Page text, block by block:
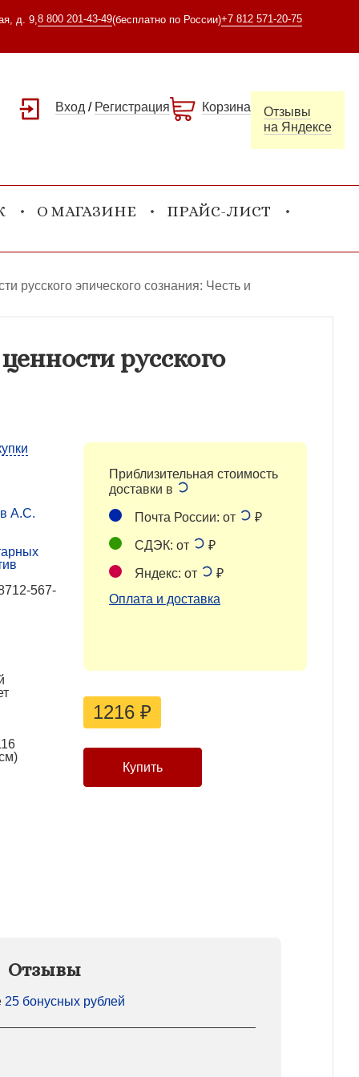
д. 9, 8 800 201-43-49(бесплатно по России)+7 812 571-20-75
Вход / Регистрация Корзина
Отзывы
на Яндексе
О МАГАЗИНЕ ПРАЙС-ЛИСТ
русского эпического сознания: Честь и
русского
А.С.
567-
Приблизительная стоимость
доставки в
Почта России: от ₽
СДЭК: от ₽
Яндекс: от
₽
Оплата и доставка
1216 ₽
Отзывы
25 бонусных рублей